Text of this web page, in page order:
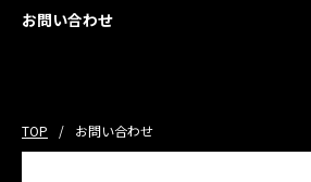
お問い合わせ
TOP お問い合わせ